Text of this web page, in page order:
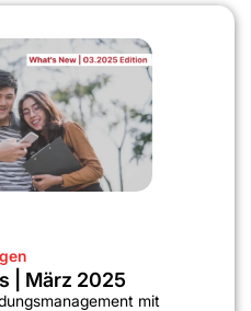
| März 2025
mit